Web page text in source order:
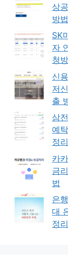
상
방법
SK
자
청
신
저
출
삼
예
정리
카
금
법
은
대
정리